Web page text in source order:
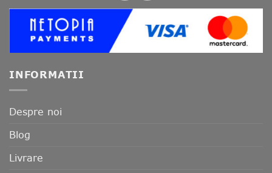
INFORMATII
Despre noi
Blog
Livrare